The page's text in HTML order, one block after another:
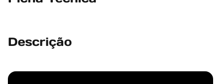
Descrição